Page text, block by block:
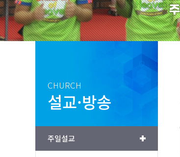
CHURCH
설교·방송
주일설교